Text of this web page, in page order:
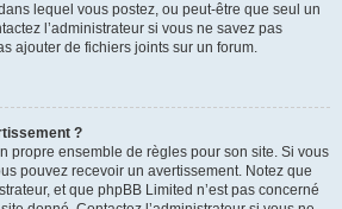
lequel vous postez, ou peut-être que seul un
l’administrateur si vous ne savez pas
ajouter de fichiers joints sur un forum.
?
propre ensemble de règles pour son site. Si vous
pouvez recevoir un avertissement. Notez que
et que phpBB Limited n’est pas concerné